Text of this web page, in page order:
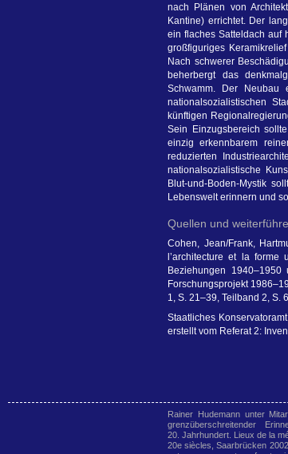
nach Plänen von
Kantine) errichtet. Der
ein flaches Satteldach auf
großfiguriges
Nach schwerer
beherbergt das
Schwamm. Der Neubau
nationalsozialistischen
künftigen
Sein Einzugsbereich
einzig erkennbarem
reduzierten
nationalsozialistische
Blut-und-Boden-Mystik
Lebenswelt erinnern und
Quellen und
Cohen, Jean/Frank,
l’architecture et la forme
Beziehungen
Forschungsprojekt
1, S. 21–39, Teilband 2, S.
Staatliches
erstellt vom Referat 2:
Rainer Hudemann unter
grenzüberschreitender
20. Jahrhundert. Lieux de la
20e siècles, Saarbrücken